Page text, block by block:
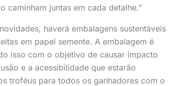
caminham juntas em cada detalhe.”
haverá embalagens sustentáveis
em papel semente. A embalagem é
isso com o objetivo de causar impacto
e a acessibilidade que estarão
troféus para todos os ganhadores com o